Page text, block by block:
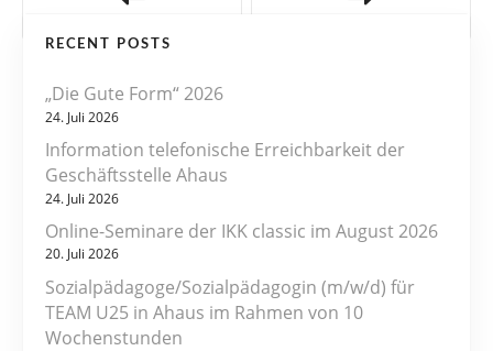
RECENT POSTS
„Die Gute Form“ 2026
24. Juli 2026
Information telefonische Erreichbarkeit der
Geschäftsstelle Ahaus
24. Juli 2026
Online-Seminare der IKK classic im August 2026
20. Juli 2026
Sozialpädagoge/Sozialpädagogin (m/w/d) für
TEAM U25 in Ahaus im Rahmen von 10
Wochenstunden